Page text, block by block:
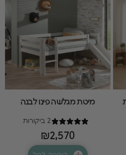
מיטת מגלשה פינו לבנה
2 ביקורות
₪2,570